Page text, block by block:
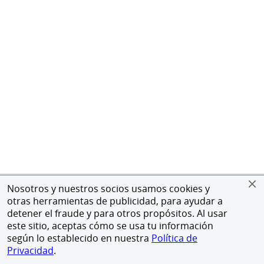
Nosotros y nuestros socios usamos cookies y
otras herramientas de publicidad, para ayudar a
detener el fraude y para otros propósitos. Al usar
este sitio, aceptas cómo se usa tu información
según lo establecido en nuestra Política de
Privacidad.